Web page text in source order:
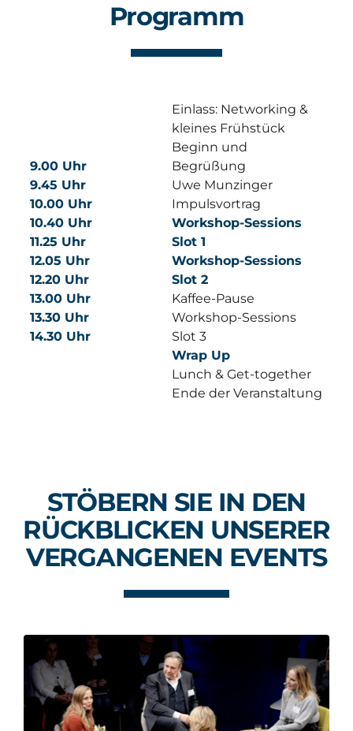
Programm
9.00 Uhr
9.45 Uhr
10.00 Uhr
10.40 Uhr
11.25 Uhr
12.05 Uhr
12.20 Uhr
13.00 Uhr
13.30 Uhr
14.30 Uhr
Einlass: Networking &
kleines Frühstück
Beginn und
Begrüßung
Uwe Munzinger
Impulsvortrag
Workshop-Sessions
Slot 1
Workshop-Sessions
Slot 2
Kaffee-Pause
Workshop-Sessions
Slot 3
Wrap Up
Lunch & Get-together
Ende der Veranstaltung
STÖBERN SIE IN DEN
RÜCKBLICKEN UNSERER
VERGANGENEN EVENTS